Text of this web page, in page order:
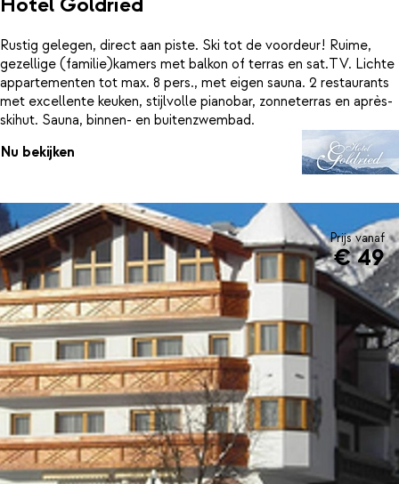
Rustig gelegen, direct aan piste. Ski tot de voordeur! Ruime,
gezellige (familie)kamers met balkon of terras en sat.TV. Lichte
appartementen tot max. 8 pers., met eigen sauna. 2 restaurants
met excellente keuken, stijlvolle pianobar, zonneterras en après-
skihut. Sauna, binnen- en buitenzwembad.
Nu bekijken
Prijs vanaf
€ 49